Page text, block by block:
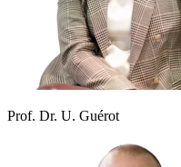
Prof. Dr. U. Guérot